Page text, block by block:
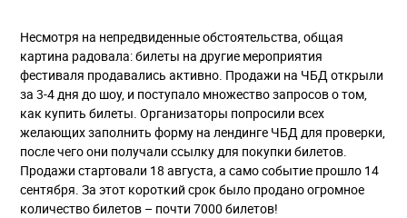
Несмотря на непредвиденные обстоятельства, общая
картина радовала: билеты на другие мероприятия
фестиваля продавались активно. Продажи на ЧБД открыли
за 3-4 дня до шоу, и поступало множество запросов о том,
как купить билеты. Организаторы попросили всех
желающих заполнить форму на лендинге ЧБД для проверки,
после чего они получали ссылку для покупки билетов.
Продажи стартовали 18 августа, а само событие прошло 14
сентября. За этот короткий срок было продано огромное
количество билетов – почти 7000 билетов!